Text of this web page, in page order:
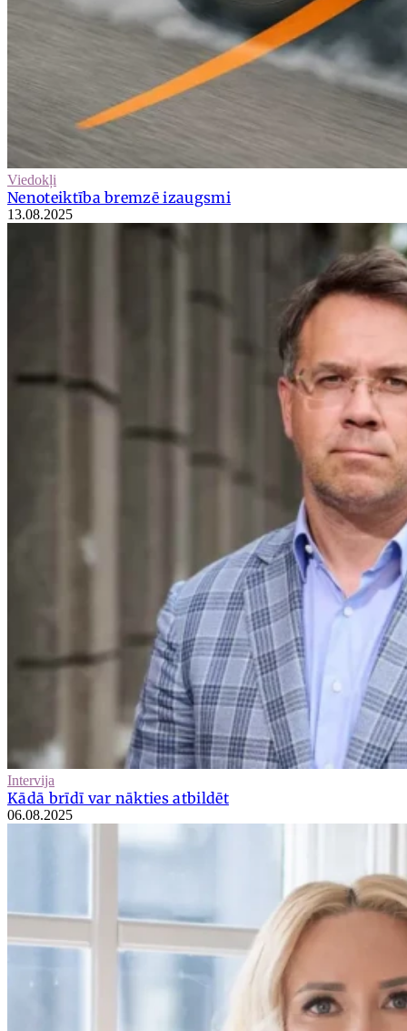
Viedokļi
Nenoteiktība bremzē izaugsmi
13.08.2025
Intervija
Kādā brīdī var nākties atbildēt
06.08.2025